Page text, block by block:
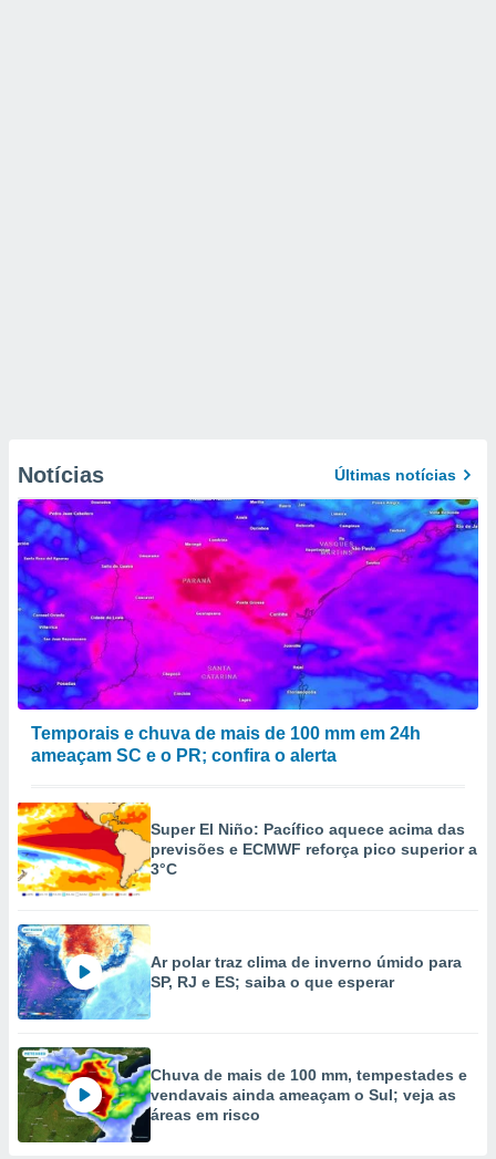
Notícias Últimas notícias
Temporais e chuva de mais de 100 mm em 24h
ameaçam SC e o PR; confira o alerta
Super El Niño: Pacífico aquece acima das
previsões e ECMWF reforça pico superior a
3°C
Ar polar traz clima de inverno úmido para
SP, RJ e ES; saiba o que esperar
Chuva de mais de 100 mm, tempestades e
vendavais ainda ameaçam o Sul; veja as
áreas em risco